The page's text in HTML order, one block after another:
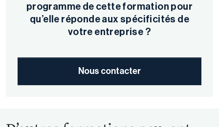
programme de cette formation pour
qu’elle réponde aux spécificités de
votre entreprise ?
Nous contacter